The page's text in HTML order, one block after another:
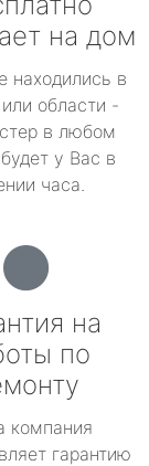
на дом
находились в
области -
в любом
у Вас в
часа.
на
по
компания
гарантию